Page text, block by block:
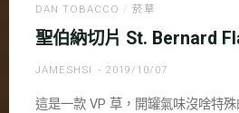
DAN TOBACCO / 菸草
聖伯納切片 St. Bernard
JAMESHSI 2019/10/07
這是一款 VP 草，開罐氣味沒啥特